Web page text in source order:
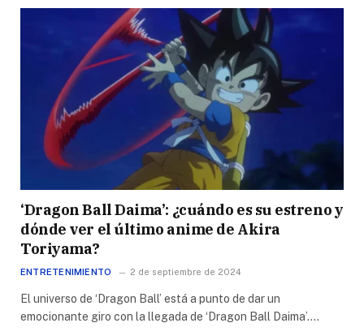
‘Dragon Ball Daima’: ¿cuándo es su estreno y
dónde ver el último anime de Akira
Toriyama?
ENTRETENIMIENTO 2 de septiembre de 2024
El universo de ‘Dragon Ball’ está a punto de dar un
emocionante giro con la llegada de ‘Dragon Ball Daima’.…